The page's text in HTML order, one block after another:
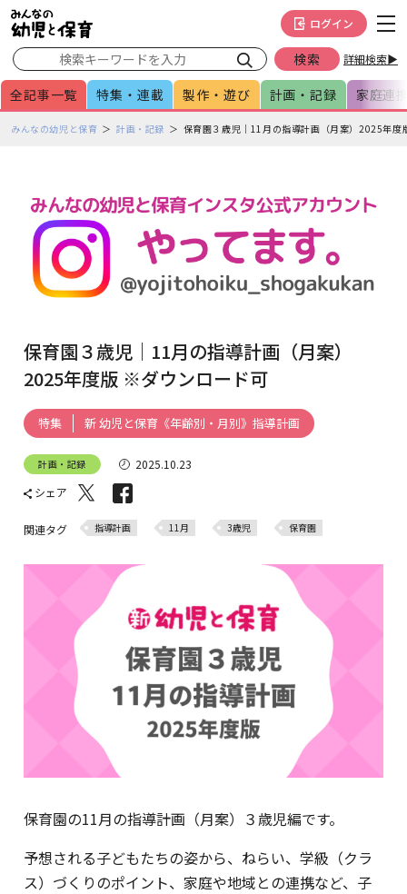
詳細検索▶
ログイン
全記事一覧 特集・連載 製作・遊び 計画・記録 家庭連
ペみんなの幼児と保育 計画・記録 保育園３歳児｜11月の指導計画（月案）2025年
保育園３歳児｜11月の指導計画（月案）
2025年度版 ※ダウンロード可
特集 新 幼児と保育《年齢別・月別》指導計画
計画・記録
2025.10.23
シェア
関連タグ 指導計画 11月 3歳児 保育園
保育園の11月の指導計画（月案）３歳児編です。
予想される子どもたちの姿から、ねらい、学級（クラ
ス）づくりのポイント、家庭や地域との連携など、子